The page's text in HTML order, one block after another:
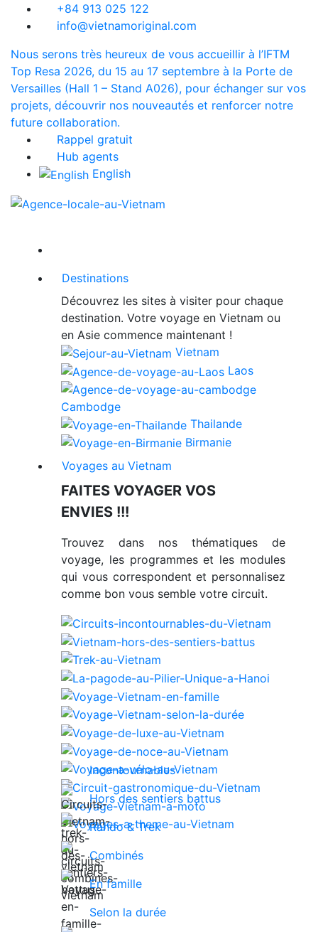
+84 913 025 122
info@vietnamoriginal.com
Nous serons très heureux de vous accueillir à l’IFTM
Top Resa 2026, du 15 au 17 septembre à la Porte de
Versailles (Hall 1 – Stand A026), pour échanger sur vos
projets, découvrir nos nouveautés et renforcer notre
future collaboration.
Rappel gratuit
Hub agents
English
Destinations
Découvrez les sites à visiter pour chaque
destination. Votre voyage en Vietnam ou
en Asie commence maintenant !
Vietnam
Laos
Cambodge
Thailande
Birmanie
Voyages au Vietnam
FAITES VOYAGER VOS
ENVIES !!!
Trouvez dans nos thématiques de
voyage, les programmes et les modules
qui vous correspondent et personnalisez
comme bon vous semble votre circuit.
Incontournables
Hors des sentiers battus
Rando & Trek
Combinés
En famille
Selon la durée